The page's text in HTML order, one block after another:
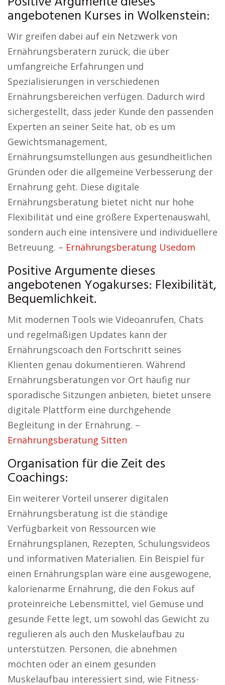
angebotenen Kurses in Wolkenstein:
Wir greifen dabei auf ein Netzwerk von
Ernährungsberatern zurück, die über
umfangreiche Erfahrungen und
Spezialisierungen in verschiedenen
Ernährungsbereichen verfügen. Dadurch wird
sichergestellt, dass jeder Kunde den passenden
Experten an seiner Seite hat, ob es um
Gewichtsmanagement,
Ernährungsumstellungen aus gesundheitlichen
Gründen oder die allgemeine Verbesserung der
Ernährung geht. Diese digitale
Ernährungsberatung bietet nicht nur hohe
Flexibilität und eine größere Expertenauswahl,
sondern auch eine intensivere und individuellere
Betreuung. – Ernährungsberatung Usedom
Positive Argumente dieses
angebotenen Yogakurses: Flexibilität,
Bequemlichkeit.
Mit modernen Tools wie Videoanrufen, Chats
und regelmäßigen Updates kann der
Ernährungscoach den Fortschritt seines
Klienten genau dokumentieren. Während
Ernährungsberatungen vor Ort häufig nur
sporadische Sitzungen anbieten, bietet unsere
digitale Plattform eine durchgehende
Begleitung in der Ernährung. –
Ernährungsberatung Sitten
Organisation für die Zeit des
Coachings:
Ein weiterer Vorteil unserer digitalen
Ernährungsberatung ist die ständige
Verfügbarkeit von Ressourcen wie
Ernährungsplänen, Rezepten, Schulungsvideos
und informativen Materialien. Ein Beispiel für
einen Ernährungsplan wäre eine ausgewogene,
kalorienarme Ernährung, die den Fokus auf
proteinreiche Lebensmittel, viel Gemüse und
gesunde Fette legt, um sowohl das Gewicht zu
regulieren als auch den Muskelaufbau zu
unterstützen. Personen, die abnehmen
möchten oder an einem gesunden
Muskelaufbau interessiert sind, wie Fitness-